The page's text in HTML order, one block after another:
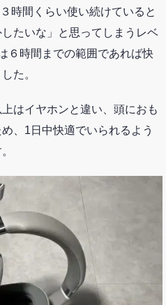
時間くらい使い続けていると
たいな」と思ってしまうレベ
６時間までの範囲であれば快
た。
はイヤホンと違い、頭におも
、1日中快適でいられるよう